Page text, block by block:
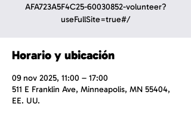
AFA723A5F4C25-60030852-volunteer?
useFullSite=true#/
Horario y ubicación
09 nov 2025, 11:00 – 17:00
511 E Franklin Ave, Minneapolis, MN 55404,
EE. UU.